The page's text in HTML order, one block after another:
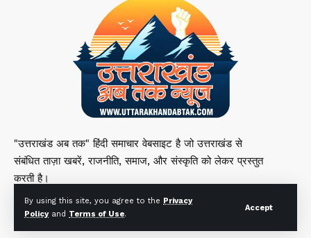
By using this site, you agree to the Privacy
Policyand Terms of Use.
Accept
"उत्तराखंड अब तक" हिंदी समाचार वेबसाइट है जो उत्तराखंड से
संबंधित ताज़ा खबरें, राजनीति, समाज, और संस्कृति को लेकर प्रस्तुत
करती है।